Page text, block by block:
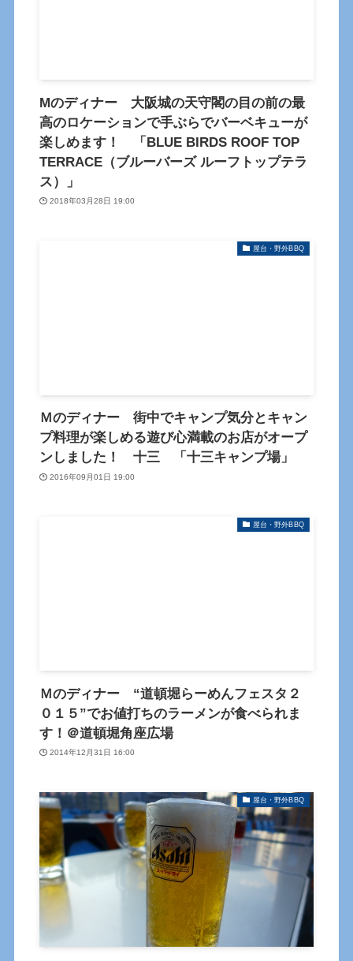
Mのディナー 大阪城の天守閣の目の前の最
高のロケーションで手ぶらでバーベキューが
楽しめます！ 「BLUE BIRDS ROOF TOP
TERRACE（ブルーバーズ ルーフトップテラ
ス）」
2018年03月28日 19:00
屋台・野外BBQ
Ｍのディナー 街中でキャンプ気分とキャン
プ料理が楽しめる遊び心満載のお店がオープ
ンしました！ 十三 「十三キャンプ場」
2016年09月01日 19:00
屋台・野外BBQ
Ｍのディナー “道頓堀らーめんフェスタ２
０１５”でお値打ちのラーメンが食べられま
す！＠道頓堀角座広場
2014年12月31日 16:00
屋台・野外BBQ